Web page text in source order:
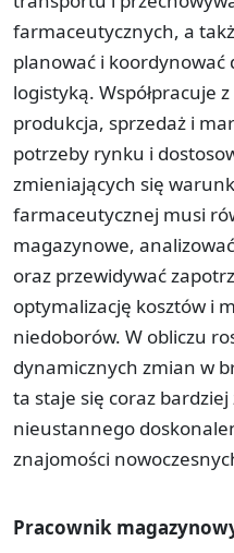
farmaceutycznych, a
planować i koordynować
logistyką. Współpracuje
produkcja, sprzedaż i
potrzeby rynku i
zmieniających się
farmaceutycznej musi
magazynowe,
oraz przewidywać
optymalizację kosztów i
niedoborów. W obliczu
dynamicznych zmian w
ta staje się coraz bardziej
nieustannego
znajomości
Pracownik